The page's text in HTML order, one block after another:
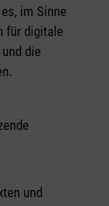
im Sinne
für digitale
die
und